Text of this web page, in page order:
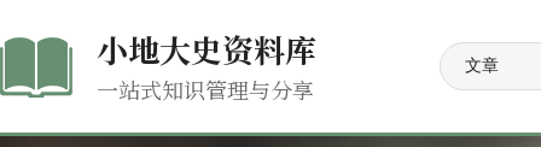
小地大史资料库
一站式知识管理与分享